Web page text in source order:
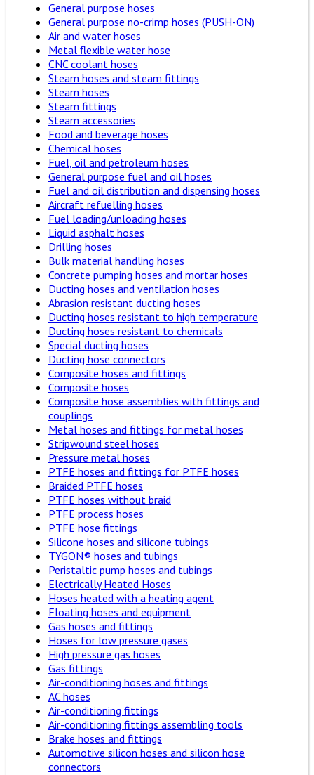
General purpose hoses
General purpose no-crimp hoses (PUSH-ON)
Air and water hoses
Metal flexible water hose
CNC coolant hoses
Steam hoses and steam fittings
Steam hoses
Steam fittings
Steam accessories
Food and beverage hoses
Chemical hoses
Fuel, oil and petroleum hoses
General purpose fuel and oil hoses
Fuel and oil distribution and dispensing hoses
Aircraft refuelling hoses
Fuel loading/unloading hoses
Liquid asphalt hoses
Drilling hoses
Bulk material handling hoses
Concrete pumping hoses and mortar hoses
Ducting hoses and ventilation hoses
Abrasion resistant ducting hoses
Ducting hoses resistant to high temperature
Ducting hoses resistant to chemicals
Special ducting hoses
Ducting hose connectors
Composite hoses and fittings
Composite hoses
Composite hose assemblies with fittings and
couplings
Metal hoses and fittings for metal hoses
Stripwound steel hoses
Pressure metal hoses
PTFE hoses and fittings for PTFE hoses
Braided PTFE hoses
PTFE hoses without braid
PTFE process hoses
PTFE hose fittings
Silicone hoses and silicone tubings
TYGON® hoses and tubings
Peristaltic pump hoses and tubings
Electrically Heated Hoses
Hoses heated with a heating agent
Floating hoses and equipment
Gas hoses and fittings
Hoses for low pressure gases
High pressure gas hoses
Gas fittings
Air-conditioning hoses and fittings
AC hoses
Air-conditioning fittings
Air-conditioning fittings assembling tools
Brake hoses and fittings
Automotive silicon hoses and silicon hose
connectors